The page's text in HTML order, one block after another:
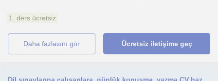
1. ders ücretsiz
daha fazlasını gör Ücretsiz iletişime geç